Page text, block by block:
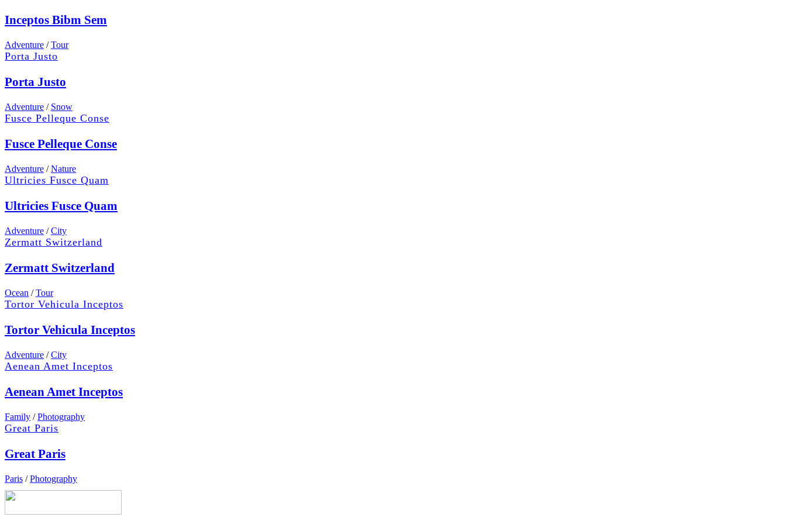
Inceptos Bibm Sem
Adventure / Tour
Porta Justo
Porta Justo
Adventure / Snow
Fusce Pelleque Conse
Fusce Pelleque Conse
Adventure / Nature
Ultricies Fusce Quam
Ultricies Fusce Quam
Adventure / City
Zermatt Switzerland
Zermatt Switzerland
Ocean / Tour
Tortor Vehicula Inceptos
Tortor Vehicula Inceptos
Adventure / City
Aenean Amet Inceptos
Aenean Amet Inceptos
Family / Photography
Great Paris
Great Paris
Paris / Photography